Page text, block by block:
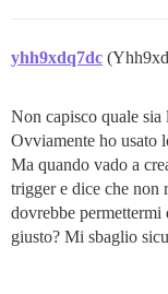
yhh9xdq7dc
Non capisco quale
Ovviamente ho usato
Ma quando vado a
trigger e dice che non
dovrebbe permettermi
giusto? Mi sbaglio